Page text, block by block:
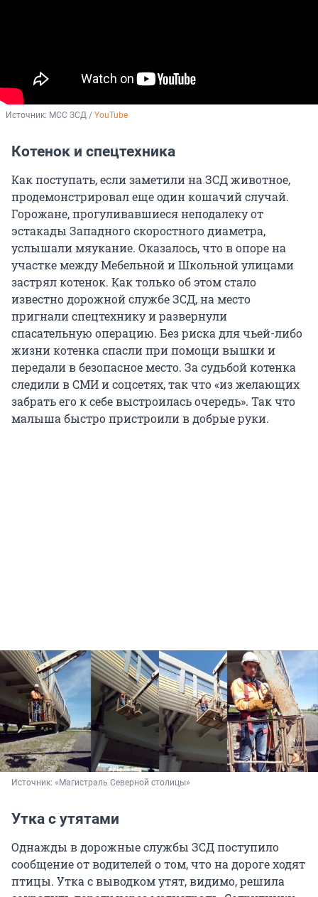
Источник: МСС ЗСД / YouTube
Котенок и спецтехника
Как поступать, если заметили на ЗСД животное,
продемонстрировал еще один кошачий случай.
Горожане, прогуливавшиеся неподалеку от
эстакады Западного скоростного диаметра,
услышали мяукание. Оказалось, что в опоре на
участке между Мебельной и Школьной улицами
застрял котенок. Как только об этом стало
известно дорожной службе ЗСД, на место
пригнали спецтехнику и развернули
спасательную операцию. Без риска для чьей-либо
жизни котенка спасли при помощи вышки и
передали в безопасное место. За судьбой котенка
следили в СМИ и соцсетях, так что «из желающих
забрать его к себе выстроилась очередь». Так что
малыша быстро пристроили в добрые руки.
Источник: «Магистраль Северной столицы»
Утка с утятами
Однажды в дорожные службы ЗСД поступило
сообщение от водителей о том, что на дороге ходят
птицы. Утка с выводком утят, видимо, решила